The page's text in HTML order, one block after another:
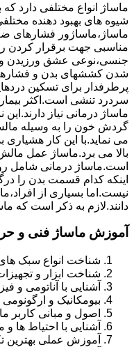
ماساژ انواع مختلفی دارد
شیوه های بهبود دهنده
ماساژ،ماساژور فشارهای
مناسبی جهت برقرار کردن
جنسی،نوعی عشق ورزیدن
شدن کششهای بدن و
پرطرفدار برای تسکین
سردرد تنشی است.اکثر
ماساژ درمانی نیاز
گردش خون را به وسیله
می نماید.با این کار هشیاری
بالا می برد.ماساژ عمل
است.ماساژ درمانی شامل
اینکه کدام قسمت بدن را
نیست.اما بسیاری از
دانند.لازم به ذکر است که
آموزش ماساژ فنی و
شناخت انواع سبک
شناخت ابزار و
آشنایی با آناتومی و
بیومکانیک و ارگونومی
اصول و مبانی کاربر
آشنایی با احتیاط ها
آموزش عملی بهترین